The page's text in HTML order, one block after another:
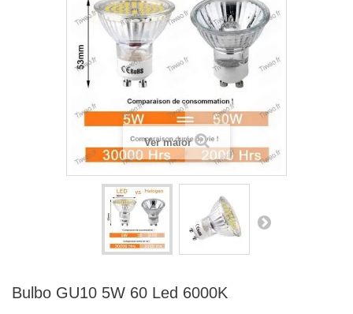
Ver maior
Bulbo GU10 5W 60 Led 6000K